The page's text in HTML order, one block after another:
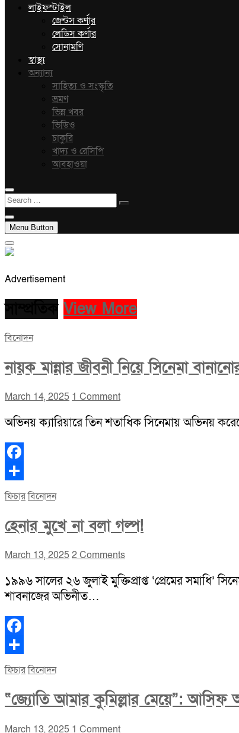
লাইফস্টাইল
জেন্টস কর্ণার
লেডিস কর্ণার
সোনামণি
স্বাস্থ্য
অন্যান্য
সাহিত্য ও সংস্কৃতি
ভ্রমণ
ভিন্ন খবর
ভিডিও
চাকুরি
খাদ্য ও রেসিপি
আবহাওয়া
Search
…
Menu Button
Advertisement
View More
বিনোদন
নায়ক মান্নার জীবনী নিয়ে সিনেমা
March 14, 2025 1 Comment
অভিনয় ক্যারিয়ারে তিন শতাধিক সিনেমায় অভিনয়
Facebook
Share
ফিচারবিনোদন
হেনার মুখে না বলা গল্প!
March 13, 20252 Comments
১৯৯৬ সালের ২৬ জুলাই মুক্তিপ্রাপ্ত ‘প্রেমের সমাধি’
শাবনাজের অভিনীত…
Facebook
Share
ফিচারবিনোদন
“জ্যোতি আমার কুমিল্লার মেয়ে”:
March 13, 2025 1 Comment